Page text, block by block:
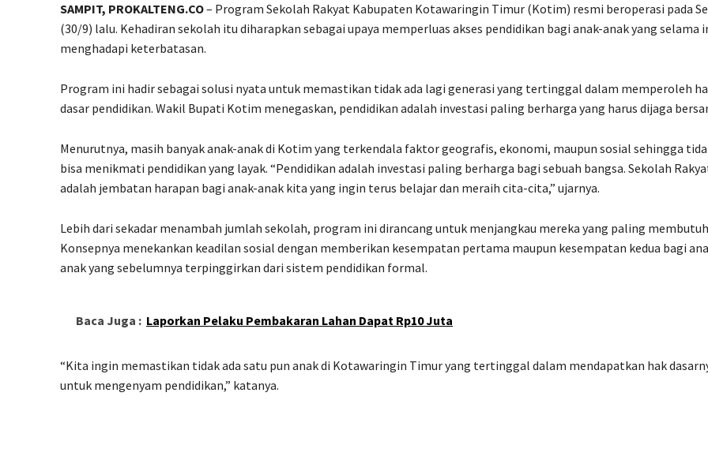
SAMPIT, PROKALTENG.CO– Program Sekolah Rakyat Kabupaten Kotawaringin Timur (Kotim) resmi beroperasi pada
(30/9) lalu. Kehadiran sekolah itu diharapkan sebagai upaya memperluas akses pendidikan bagi anak-anak yang selama
menghadapi keterbatasan.
Program ini hadir sebagai solusi nyata untuk memastikan tidak ada lagi generasi yang tertinggal dalam memperoleh
dasar pendidikan. Wakil Bupati Kotim menegaskan, pendidikan adalah investasi paling berharga yang harus dijaga
Menurutnya, masih banyak anak-anak di Kotim yang terkendala faktor geografis, ekonomi, maupun sosial sehingga
bisa menikmati pendidikan yang layak. “Pendidikan adalah investasi paling berharga bagi sebuah bangsa. Sekolah
adalah jembatan harapan bagi anak-anak kita yang ingin terus belajar dan meraih cita-cita,” ujarnya.
Lebih dari sekadar menambah jumlah sekolah, program ini dirancang untuk menjangkau mereka yang paling
Konsepnya menekankan keadilan sosial dengan memberikan kesempatan pertama maupun kesempatan kedua bagi
anak yang sebelumnya terpinggirkan dari sistem pendidikan formal.
Baca Juga : Laporkan Pelaku Pembakaran Lahan Dapat Rp10 Juta
“Kita ingin memastikan tidak ada satu pun anak di Kotawaringin Timur yang tertinggal dalam mendapatkan hak
untuk mengenyam pendidikan,” katanya.